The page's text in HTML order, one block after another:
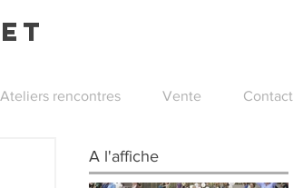
A l'affiche
Ateliers rencontres Vente Contact